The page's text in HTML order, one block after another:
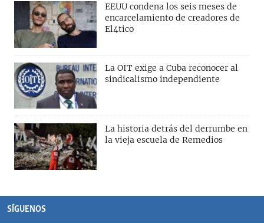
EEUU condena los seis meses de
encarcelamiento de creadores de
El4tico
La OIT exige a Cuba reconocer al
sindicalismo independiente
La historia detrás del derrumbe en
la vieja escuela de Remedios
SÍGUENOS